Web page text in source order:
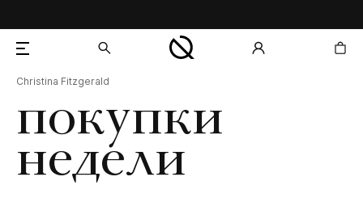
покупки
недели
Christina Fitzgerald